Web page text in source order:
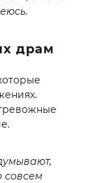
драм
совсем